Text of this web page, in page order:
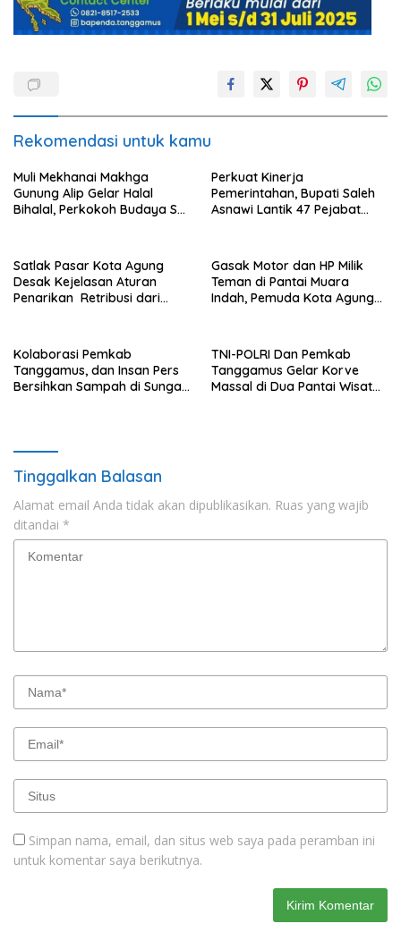
Rekomendasi untuk kamu
Muli Mekhanai Makhga
Gunung Alip Gelar Halal
Bihalal, Perkokoh Budaya Sai
Perkuat Kinerja
Pemerintahan, Bupati Saleh
Asnawi Lantik 47 Pejabat
Satlak Pasar Kota Agung
Desak Kejelasan Aturan
Penarikan Retribusi dari
Gasak Motor dan HP Milik
Teman di Pantai Muara
Indah, Pemuda Kota Agung
Kolaborasi Pemkab
Tanggamus, dan Insan Pers
Bersihkan Sampah di Sungai
TNI-POLRI Dan Pemkab
Tanggamus Gelar Korve
Massal di Dua Pantai Wisata
Tinggalkan Balasan
Alamat email Anda tidak akan dipublikasikan. Ruas yang wajib
ditandai *
Simpan nama, email, dan situs web saya pada peramban ini
untuk komentar saya berikutnya.